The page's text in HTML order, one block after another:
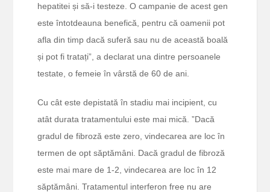
hepatitei și să-i testeze. O campanie de acest gen
este întotdeauna benefică, pentru că oamenii pot
afla din timp dacă suferă sau nu de această boală
și pot fi tratați”, a declarat una dintre persoanele
testate, o femeie în vârstă de 60 de ani.
Cu cât este depistată în stadiu mai incipient, cu
atât durata tratamentului este mai mică. ”Dacă
gradul de fibroză este zero, vindecarea are loc în
termen de opt săptămâni. Dacă gradul de fibroză
este mai mare de 1-2, vindecarea are loc în 12
săptămâni. Tratamentul interferon free nu are